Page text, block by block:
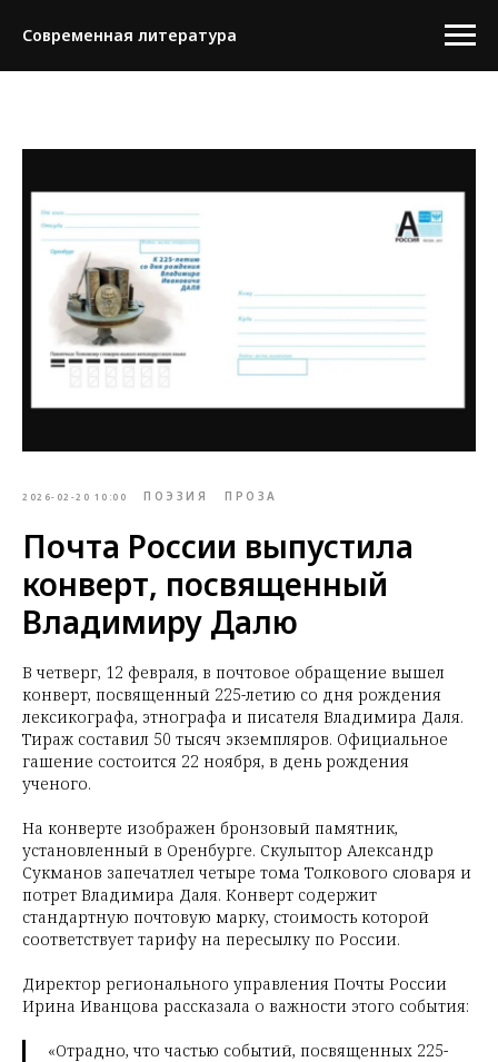
Современная литература
2026-02-20 10:00 ПОЭЗИЯ ПРОЗА
Почта России выпустила
конверт, посвященный
Владимиру Далю
В четверг, 12 февраля, в почтовое обращение вышел
конверт, посвященный 225-летию со дня рождения
лексикографа, этнографа и писателя Владимира Даля.
Тираж составил 50 тысяч экземпляров. Официальное
гашение состоится 22 ноября, в день рождения
ученого.
На конверте изображен бронзовый памятник,
установленный в Оренбурге. Скульптор Александр
Сукманов запечатлел четыре тома Толкового словаря и
потрет Владимира Даля. Конверт содержит
стандартную почтовую марку, стоимость которой
соответствует тарифу на пересылку по России.
Директор регионального управления Почты России
Ирина Иванцова рассказала о важности этого события:
«Отрадно, что частью событий, посвященных 225-